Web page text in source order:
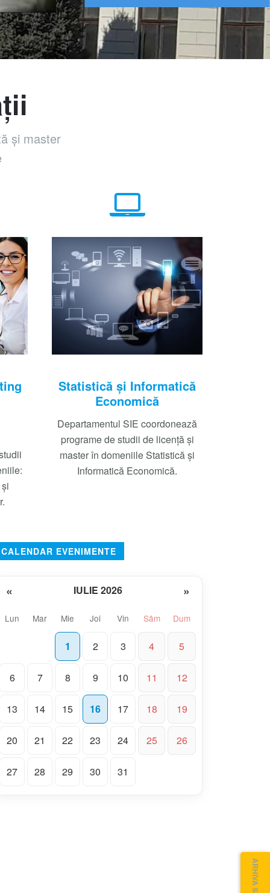
și master
Statistică şi Informatică
Economică
Departamentul SIE coordonează
programe de studii de licenţă şi
master în domeniile Statistică și
Informatică Economică.
CALENDAR EVENIMENTE
« IULIE 2026 »
Lun Mar Mie Joi Vin Sâm Dum
1 2 3 4 5
6 7 8 9 10 11 12
13 14 15 16 17 18 19
20 21 22 23 24 25 26
27 28 29 30 31